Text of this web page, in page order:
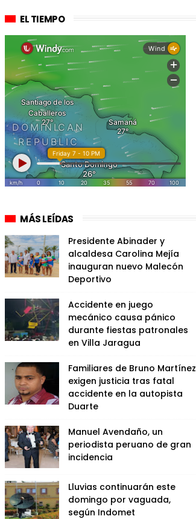
EL TIEMPO
MÁS LEÍDAS
Presidente Abinader y
alcaldesa Carolina Mejía
inauguran nuevo Malecón
Deportivo
Accidente en juego
mecánico causa pánico
durante fiestas patronales
en Villa Jaragua
Familiares de Bruno Martínez
exigen justicia tras fatal
accidente en la autopista
Duarte
Manuel Avendaño, un
periodista peruano de gran
incidencia
Lluvias continuarán este
domingo por vaguada,
según Indomet